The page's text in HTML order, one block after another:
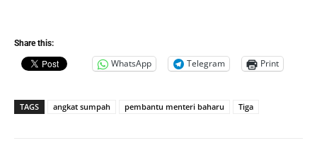
Share this:
WhatsApp Telegram Print
TAGS angkat sumpah pembantu menteri baharu Tiga